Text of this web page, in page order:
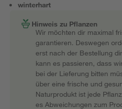
winterhart
Hinweis zu Pflanzen
Wir möchten dir maximal
garantieren. Deswegen
erst nach der Bestellung
kann es passieren, dass
bei der Lieferung bitten
über eine frische und
Naturprodukt ist jede
es Abweichungen zum